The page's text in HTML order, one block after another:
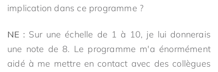
implication dans ce programme ?
NE : Sur une échelle de 1 à 10, je lui donnerais
une note de 8. Le programme m'a énormément
aidé à me mettre en contact avec des collègues